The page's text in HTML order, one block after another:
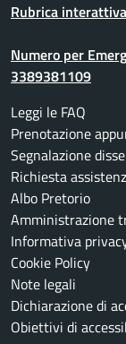
Rubrica
Numero per
3389381109
Leggi le FAQ
Prenotazione
Segnalazione
Richiesta
Albo Pretorio
Amministrazione
Informativa
Cookie Policy
Note legali
Dichiarazione di
Obiettivi di